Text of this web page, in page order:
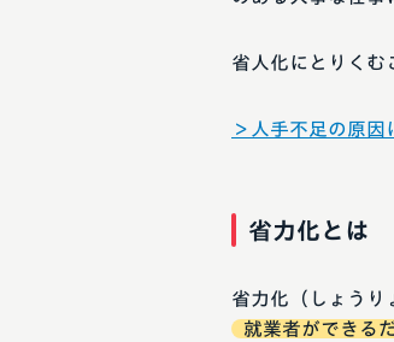
省人化にとりくむ
＞人手不足の原因
省力化とは
省力化（しょうり
就業者ができる